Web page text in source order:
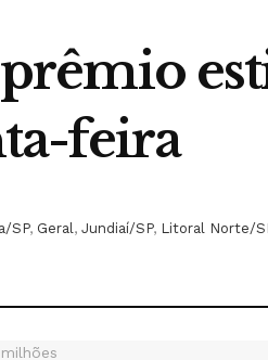
feira
SP, Geral, Jundiaí/SP, Litoral Norte/